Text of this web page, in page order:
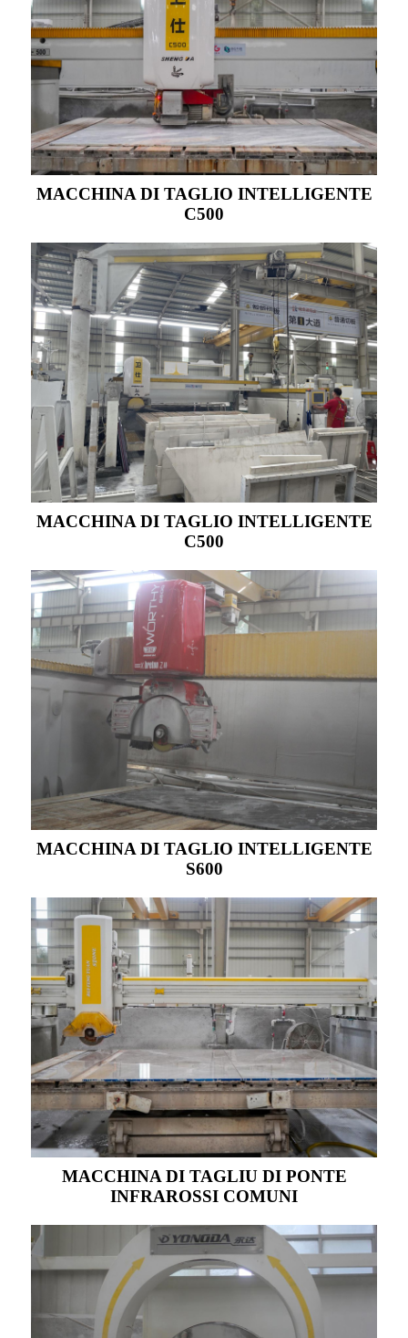
MACCHINA DI TAGLIO INTELLIGENTE
C500
MACCHINA DI TAGLIO INTELLIGENTE
C500
MACCHINA DI TAGLIO INTELLIGENTE
S600
MACCHINA DI TAGLIU DI PONTE
INFRAROSSI COMUNI